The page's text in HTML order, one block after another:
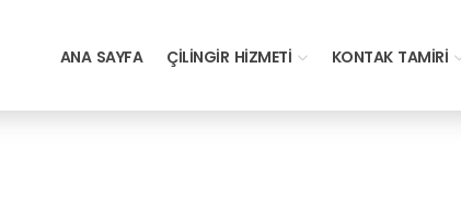
ANA SAYFA ÇILINGIR HIZMETI KONTAK TAMIRI